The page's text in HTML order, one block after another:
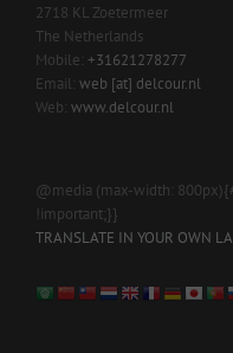
2718 KL Zoetermeer
The Netherlands
Mobile: +31621278277
Email: web [at] delcour.nl
Web: www.delcour.nl
@media (max-width:
!important;}}
TRANSLATE IN YOUR OWN